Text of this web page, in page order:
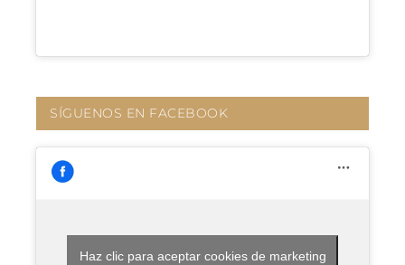
SÍGUENOS EN FACEBOOK
Haz clic para aceptar cookies de marketing